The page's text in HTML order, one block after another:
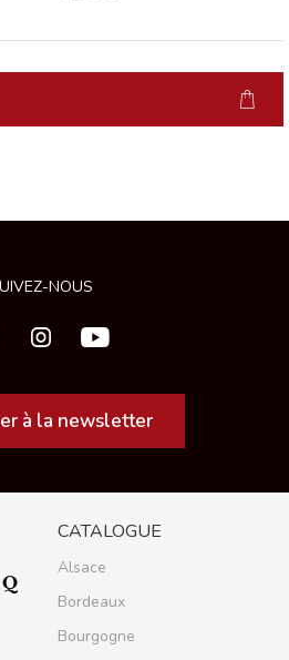
NOUS
à la newsletter
CATALOGUE
Alsace
Bordeaux
Bourgogne